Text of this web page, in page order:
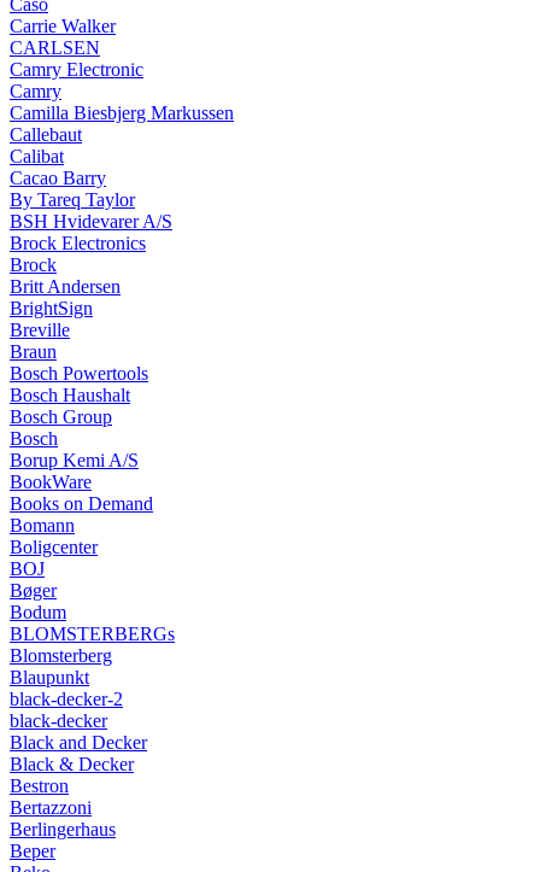
Caso
Carrie Walker
CARLSEN
Camry Electronic
Camry
Camilla Biesbjerg Markussen
Callebaut
Calibat
Cacao Barry
By Tareq Taylor
BSH Hvidevarer A/S
Brock Electronics
Brock
Britt Andersen
BrightSign
Breville
Braun
Bosch Powertools
Bosch Haushalt
Bosch Group
Bosch
Borup Kemi A/S
BookWare
Books on Demand
Bomann
Boligcenter
BOJ
Bøger
Bodum
BLOMSTERBERGs
Blomsterberg
Blaupunkt
black-decker-2
black-decker
Black and Decker
Black & Decker
Bestron
Bertazzoni
Berlingerhaus
Beper